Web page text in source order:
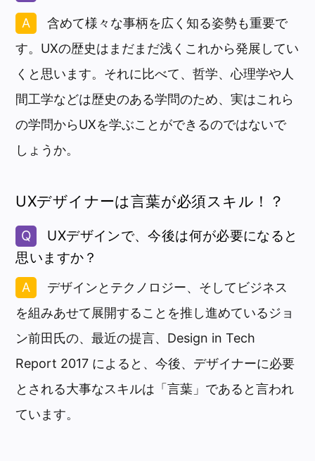
含めて様々な事柄を広く知る姿勢も重要で
す。UXの歴史はまだまだ浅くこれから発展してい
くと思います。それに比べて、哲学、心理学や人
間工学などは歴史のある学問のため、実はこれら
の学問からUXを学ぶことができるのではないで
しょうか。
UXデザイナーは言葉が必須スキル！？
UXデザインで、今後は何が必要になると
思いますか？
デザインとテクノロジー、そしてビジネス
を組みあせて展開することを推し進めているジョ
ン前田氏の、最近の提言、Design in Tech
Report 2017 によると、今後、デザイナーに必要
とされる大事なスキルは「言葉」であると言われ
ています。